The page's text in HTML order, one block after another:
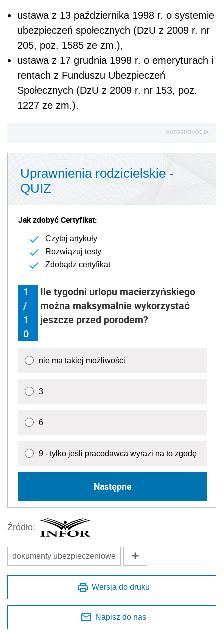
ustawa z 13 października 1998 r. o systemie
ubezpieczeń społecznych (DzU z 2009 r. nr
205, poz. 1585 ze zm.),
ustawa z 17 grudnia 1998 r. o emeryturach i
rentach z Funduszu Ubezpieczeń
Społecznych (DzU z 2009 r. nr 153, poz.
1227 ze zm.).
AUTOPROMOCJA
Uprawnienia rodzicielskie -
QUIZ
Jak zdobyć Certyfikat:
Czytaj artykuły
Rozwiązuj testy
Zdobądź certyfikat
1
/
1
0
Ile tygodni urlopu macierzyńskiego
można maksymalnie wykorzystać
jeszcze przed porodem?
nie ma takiej możliwości
3
6
9 - tylko jeśli pracodawca wyrazi na to zgodę
Następne
Źródło:
dokumenty ubezpieczeniowe
Wersja do druku
Napisz do nas